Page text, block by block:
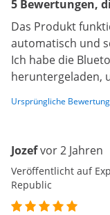
5 Bewertungen,
Das Produkt
automatisch und
Ich habe die
heruntergeladen,
Ursprüngliche
Jozefvor 2 Jahren
Veröffentlicht auf
Republic